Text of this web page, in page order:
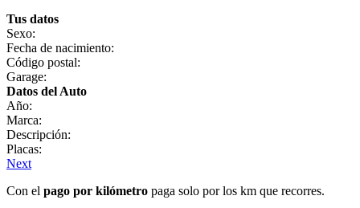
Tus datos
Sexo:
Fecha de nacimiento:
Código postal:
Garage:
Datos del Auto
Año:
Marca:
Descripción:
Placas:
Next
Con el pago por kilómetro paga solo por los km que recorres.